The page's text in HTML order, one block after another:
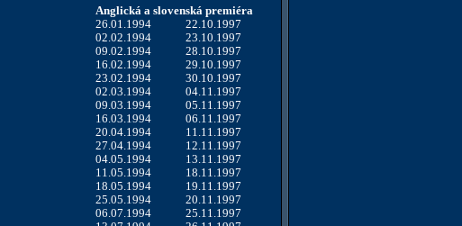
Anglická a slovenská premiéra
26.01.1994
22.10.1997
02.02.1994
23.10.1997
09.02.1994
28.10.1997
16.02.1994
29.10.1997
23.02.1994
30.10.1997
02.03.1994
04.11.1997
09.03.1994
05.11.1997
16.03.1994
06.11.1997
20.04.1994
11.11.1997
27.04.1994
12.11.1997
04.05.1994
13.11.1997
11.05.1994
18.11.1997
18.05.1994
19.11.1997
25.05.1994
20.11.1997
06.07.1994
25.11.1997